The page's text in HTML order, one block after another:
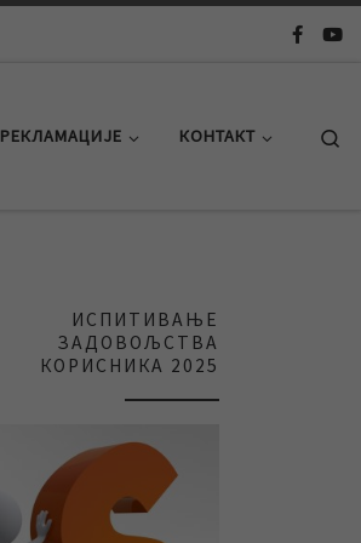
РЕКЛАМАЦИЈЕ КОНТАКТ
ИСПИТИВАЊЕ
ЗАДОВОЉСТВА
КОРИСНИКА 2025